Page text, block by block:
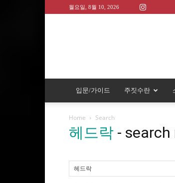
월요일, 8월 10, 2026
입문/가이드 주짓수란
Home Search
헤드락 - search